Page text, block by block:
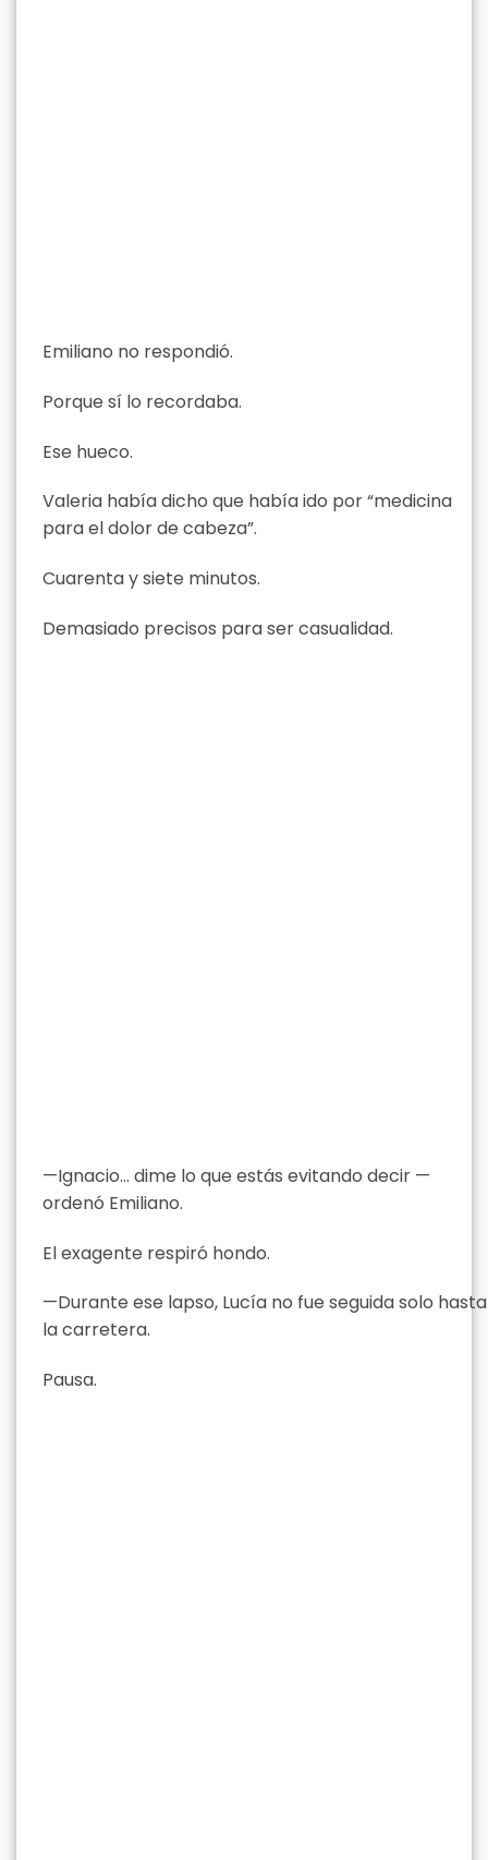
Emiliano no respondió.
Porque sí lo recordaba.
Ese hueco.
Valeria había dicho que había ido por “medicina
para el dolor de cabeza”.
Cuarenta y siete minutos.
Demasiado precisos para ser casualidad.
—Ignacio… dime lo que estás evitando decir —
ordenó Emiliano.
El exagente respiró hondo.
—Durante ese lapso, Lucía no fue seguida solo hasta
la carretera.
Pausa.